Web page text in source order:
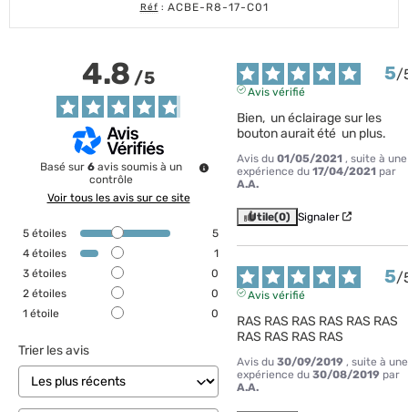
Réf : ACBE-R8-17-C01
4.8/5
Basé sur6 avis soumis à un
contrôle
Voir tous les avis sur ce site
5 étoiles
5
4 étoiles
1
3 étoiles
0
2 étoiles
0
1 étoile 0
Trier les avis
5/
Avis vérifié
Bien,  un éclairage sur les
bouton aurait été  un plus.
Avis du 01/05/2021 , suite à une
expérience du 17/04/2021 par
A.A.
Utile(0) Signaler
5/
Avis vérifié
RAS RAS RAS RAS RAS RAS
RAS RAS RAS RAS
Avis du 30/09/2019 , suite à une
expérience du 30/08/2019 par
A.A.